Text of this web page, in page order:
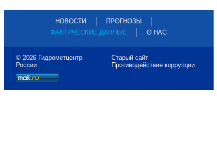
НОВОСТИ
ПРОГНОЗЫ
ФАКТИЧЕСКИЕ ДАННЫЕ
О НАС
© 2026 Гидрометцентр
России
Старый сайт
Противодействие коррупции